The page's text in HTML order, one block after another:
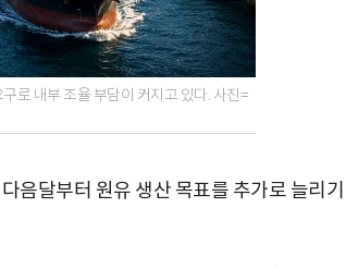
로 내부 조율 부담이 커지고 있다. 사진=
음달부터 원유 생산 목표를 추가로 늘리기